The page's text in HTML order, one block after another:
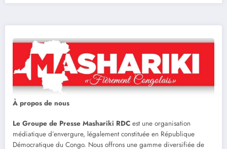
À propos de nous
Le Groupe de Presse Mashariki RDC est une organisation
médiatique d’envergure, légalement constituée en République
Démocratique du Congo. Nous offrons une gamme diversifiée de